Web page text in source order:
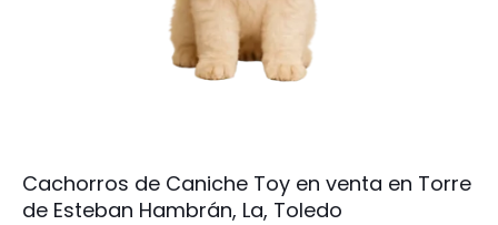
Cachorros de Caniche Toy en venta en Torre
de Esteban Hambrán, La, Toledo